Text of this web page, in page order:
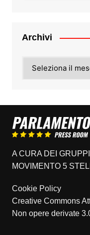
Archivi
A CURA DEI
MOVIMENTO 5
Cookie Policy
Creative Commons
Non opere derivate